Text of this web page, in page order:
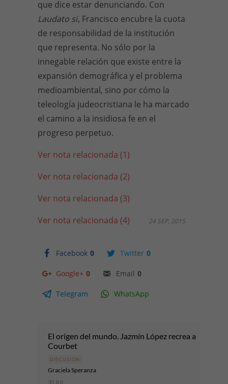
que dice estar denunciando. Con
Laudato si, Francisco encubre la cuota
de responsabilidad de la institución
que representa. No sólo por la
innegable relación que existe entre la
expansión demográfica y el problema
medioambiental, sino por cómo la
teleología judeocristiana le ha marcado
el camino a la insidiosa fe en el
progreso perpetuo.
Ver nota relacionada (1)
Ver nota relacionada (2)
Ver nota relacionada (3)
Ver nota relacionada (4)
Facebook 0 Twitter 0
Google+ 0 Email 0
Telegram WhatsApp
24 SEP, 2015
El origen del mundo. Jazmín López recrea a
Courbet
DISCUSIÓN
Graciela Speranza
30 JUL